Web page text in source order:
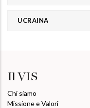
UCRAINA
Il VIS
Chi siamo
Missione e Valori